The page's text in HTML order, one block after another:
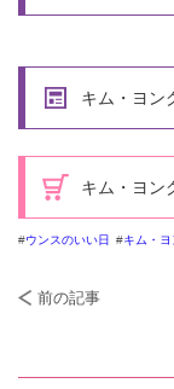
キム・ヨン
キム・ヨン
ウンスのいい日 キム・
前の記事